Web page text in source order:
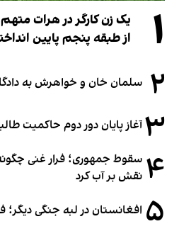
۱
یک زن کارگر در هرات
از طبقه پنجم پایین
۲ سلمان خان و خواهرش به
۳آغاز پایان دور دوم حاکمیت
۴ سقوط جمهوری؛ فرار غنی
نقش بر آب کرد
۵ افغانستان در لبه جنگی